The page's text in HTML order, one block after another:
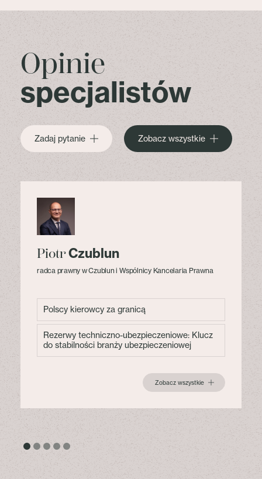
Opinie
specjalistów
Zadaj pytanie Zobacz wszystkie
PiotrCzublun
radca prawny w Czublun i Wspólnicy Kancelaria Prawna
Polscy kierowcy za granicą
Rezerwy techniczno-ubezpieczeniowe: Klucz
do stabilności branży ubezpieczeniowej
Zobacz wszystkie